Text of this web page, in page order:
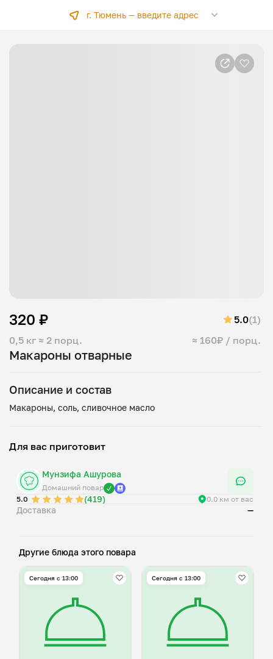
г. Тюмень — введите адрес
Макароны отварные
0,5 кг ≈ 2 порц. ≈ 160₽ / порц.
320 ₽ 5.0(1)
Описание и состав
Для вас приготовит
Мунзифа Ашурова
Домашний повар
5.0
(419) 0.0 км от вас
Доставка —
Другие блюда этого повара
Сегодня с 13:00 Сегодня с 13:00